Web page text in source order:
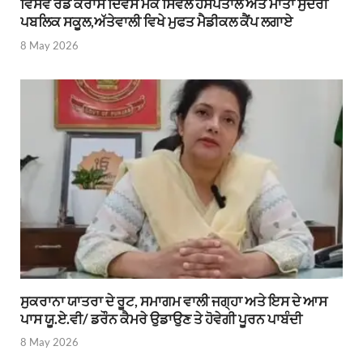
ਵਿਸਵ ਰੈਡ ਕਰਾਸ ਦਿਵਸ ਮੌਕੇ ਸਿਵਲ ਹਸਪਤਾਲ ਅਤੇ ਮਾਤਾ ਸੁੰਦਰੀ
ਪਬਲਿਕ ਸਕੂਲ,ਅੱਤੇਵਾਲੀ ਵਿਖੇ ਮੁਫਤ ਮੈਡੀਕਲ ਕੈਂਪ ਲਗਾਏ
8 May 2026
ਸੁਕਰਾਨਾ ਯਾਤਰਾ ਦੇ ਰੂਟ, ਸਮਾਗਮ ਵਾਲੀ ਜਗ੍ਹਾ ਅਤੇ ਇਸ ਦੇ ਆਸ
ਪਾਸ ਯੂ.ਏ.ਵੀ/ ਡਰੌਨ ਕੈਮਰੇ ਉਡਾਉਣ ਤੇ ਹੋਵੇਗੀ ਪੂਰਨ ਪਾਬੰਦੀ
8 May 2026